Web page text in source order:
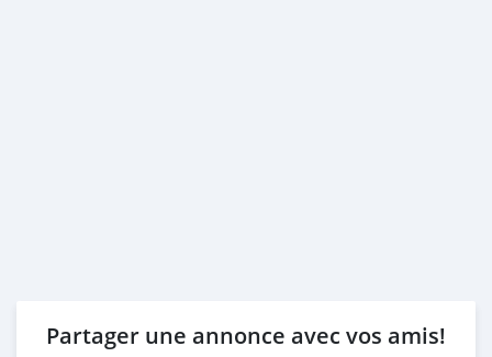
Partager une annonce avec vos amis!